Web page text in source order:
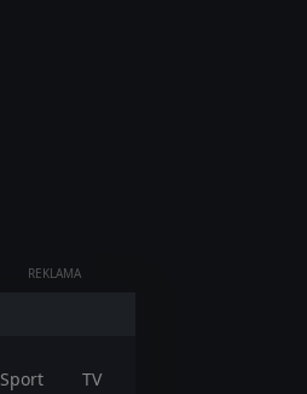
REKLAMA
Sport TV